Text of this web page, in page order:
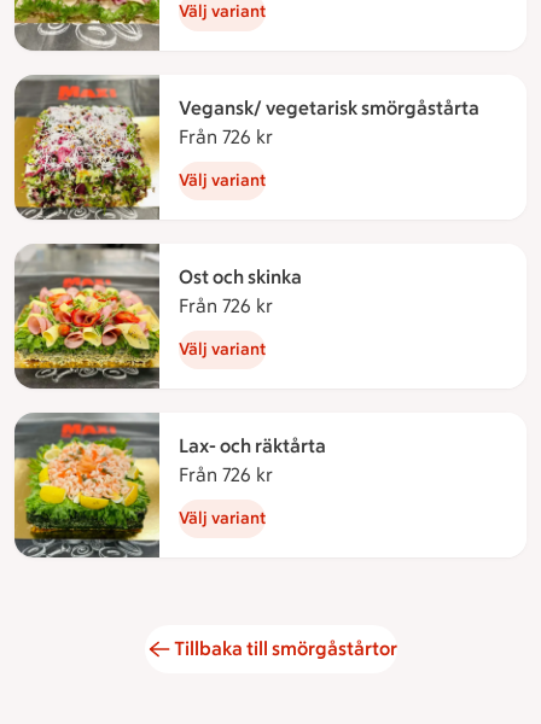
Välj variant
Vegansk/ vegetarisk smörgåstårta
Från 726 kr
Välj variant
Ost och skinka
Från 726 kr
Välj variant
Lax- och räktårta
Från 726 kr
Välj variant
Tillbaka till smörgåstårtor